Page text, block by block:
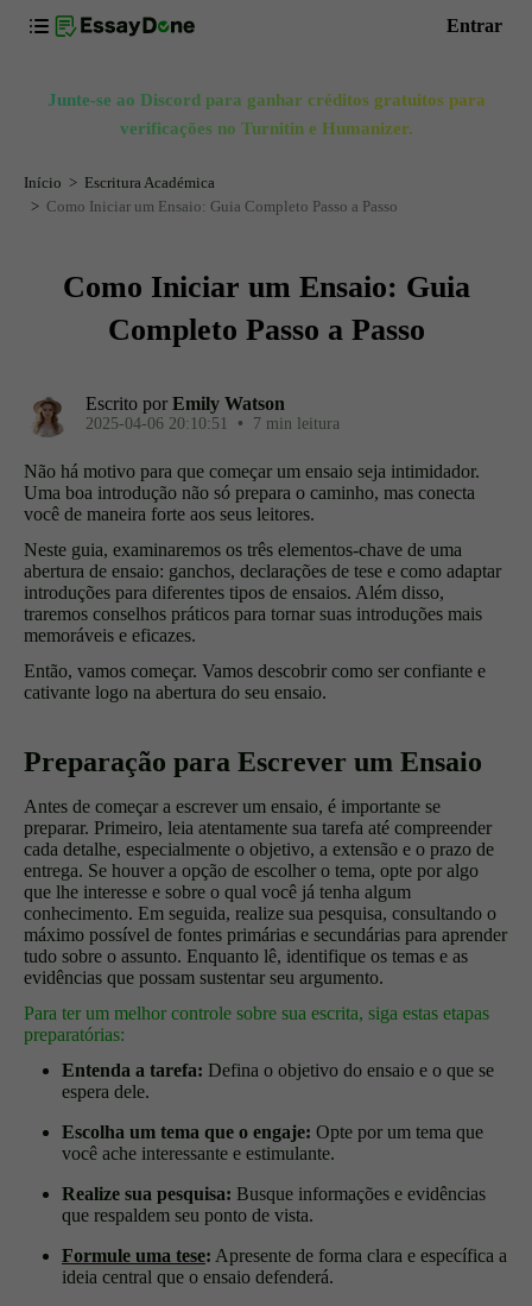
Entrar
Junte-se ao Discord para ganhar créditos gratuitos para
verificações no Turnitin e Humanizer.
Início
Escritura Académica
Como Iniciar um Ensaio: Guia Completo Passo a Passo
Como Iniciar um Ensaio: Guia
Completo Passo a Passo
Escrito por Emily Watson
2025-04-06 20:10:51 • 7 min leitura
Não há motivo para que começar um ensaio seja intimidador.
Uma boa introdução não só prepara o caminho, mas conecta
você de maneira forte aos seus leitores.
Neste guia, examinaremos os três elementos-chave de uma
abertura de ensaio: ganchos, declarações de tese e como adaptar
introduções para diferentes tipos de ensaios. Além disso,
traremos conselhos práticos para tornar suas introduções mais
memoráveis e eficazes.
Então, vamos começar. Vamos descobrir como ser confiante e
cativante logo na abertura do seu ensaio.
Preparação para Escrever um Ensaio
Antes de começar a escrever um ensaio, é importante se
preparar. Primeiro, leia atentamente sua tarefa até compreender
cada detalhe, especialmente o objetivo, a extensão e o prazo de
entrega. Se houver a opção de escolher o tema, opte por algo
que lhe interesse e sobre o qual você já tenha algum
conhecimento. Em seguida, realize sua pesquisa, consultando o
máximo possível de fontes primárias e secundárias para aprender
tudo sobre o assunto. Enquanto lê, identifique os temas e as
evidências que possam sustentar seu argumento.
Para ter um melhor controle sobre sua escrita, siga estas etapas
preparatórias:
Entenda a tarefa: Defina o objetivo do ensaio e o que se
espera dele.
Escolha um tema que o engaje: Opte por um tema que
você ache interessante e estimulante.
Realize sua pesquisa: Busque informações e evidências
que respaldem seu ponto de vista.
Formule uma tese: Apresente de forma clara e específica a
ideia central que o ensaio defenderá.